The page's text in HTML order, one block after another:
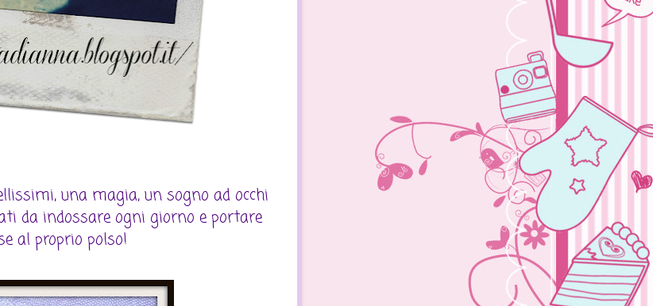
una magia, un sogno ad occhi
da indossare ogni giorno e portare
al proprio polso!